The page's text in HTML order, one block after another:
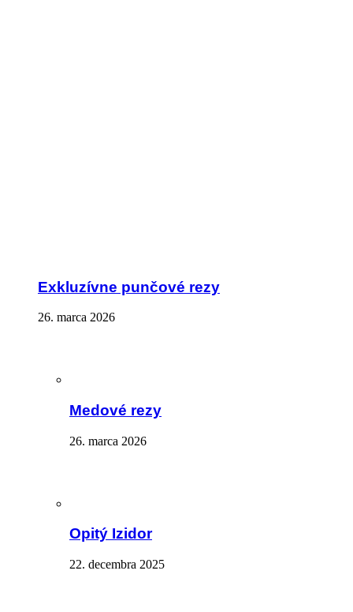
Exkluzívne punčové rezy
26. marca 2026
Medové rezy
26. marca 2026
Opitý Izidor
22. decembra 2025